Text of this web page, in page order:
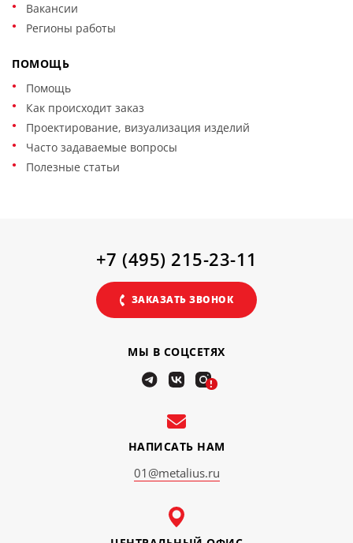
Вакансии
Регионы работы
ПОМОЩЬ
Помощь
Как происходит заказ
Проектирование, визуализация изделий
Часто задаваемые вопросы
Полезные статьи
НАПИСАТЬ НАМ
01@metalius.ru
МЫ В СОЦСЕТЯХ
!
+7 (495) 215-23-11
ЗАКАЗАТЬ ЗВОНОК